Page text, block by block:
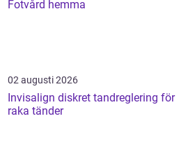
Fotvård hemma
02 augusti 2026
Invisalign diskret tandreglering för
raka tänder